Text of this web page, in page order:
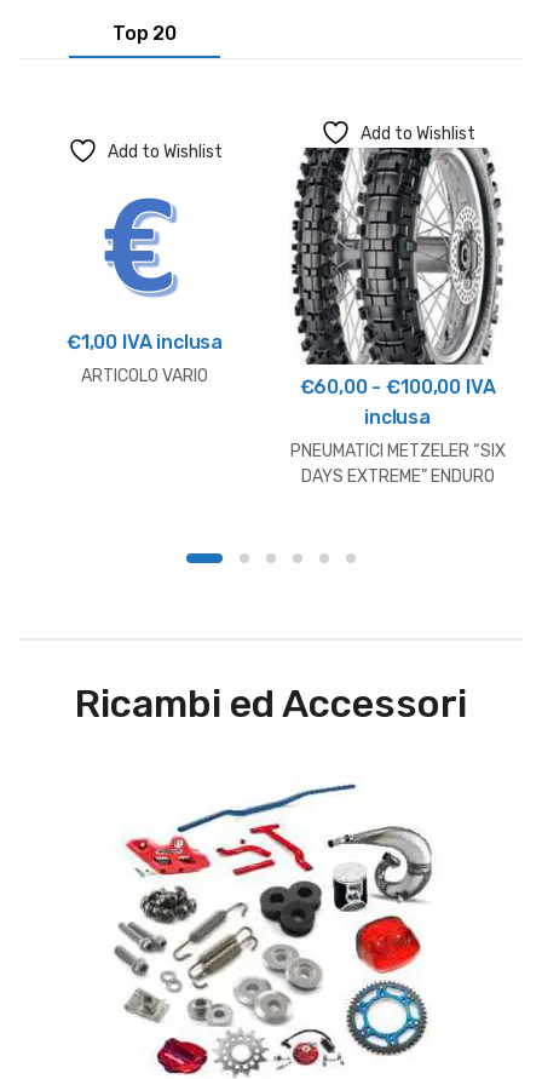
Top 20
Add to Wishlist
€1,00 IVA inclusa
ARTICOLO VARIO
Add to Wishlist
€60,00 - €100,00Fascia
prezzo:
da
IVA
inclusa
PNEUMATICI METZELER “SIX
DAYS EXTREME” ENDURO
Ricambi ed Accessori